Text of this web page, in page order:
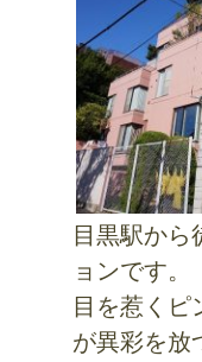
目黒駅から
ョンです。
目を惹くピ
が異彩を放